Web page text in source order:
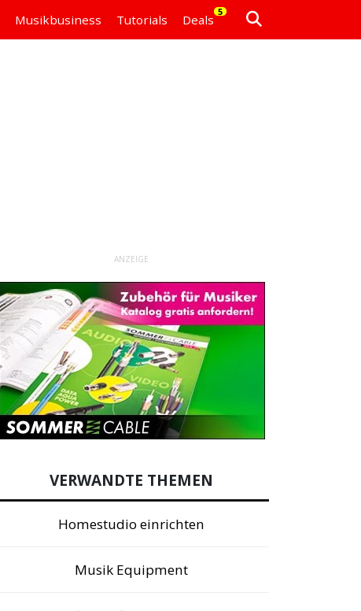
Musikbusiness Tutorials Deals
5
ANZEIGE
VERWANDTE THEMEN
Homestudio einrichten
Musik Equipment